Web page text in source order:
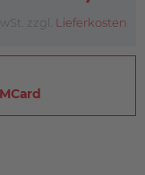
zzgl. Lieferkosten